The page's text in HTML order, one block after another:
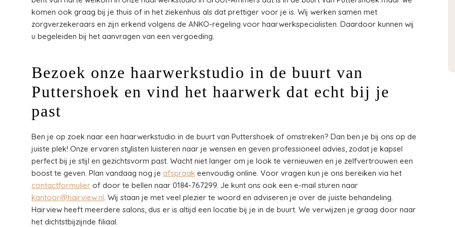
komen ook graag bij je thuis of in het ziekenhuis als dat prettiger voor je is. Wij werken samen met
zorgverzekeraars en zijn erkend volgens de ANKO-regeling voor haarwerkspecialisten. Daardoor kunnen wij
u begeleiden bij het aanvragen van een vergoeding.
Bezoek onze haarwerkstudio in de buurt van
Puttershoek en vind het haarwerk dat echt bij je
past
Ben je op zoek naar een haarwerkstudio in de buurt van Puttershoek of omstreken? Dan ben je bij ons op de
juiste plek! Onze ervaren stylisten luisteren naar je wensen en geven professioneel advies, zodat je kapsel
perfect bij je stijl en gezichtsvorm past. Wacht niet langer om je look te vernieuwen en je zelfvertrouwen een
boost te geven. Plan vandaag nog je afspraak eenvoudig online. Voor vragen kun je ons bereiken via het
contactformulier of door te bellen naar 0184-767299. Je kunt ons ook een e-mail sturen naar
kantoor@hairview.nl. Wij staan je met veel plezier te woord en adviseren je over de juiste behandeling.
Hairview heeft meerdere salons, dus er is altijd een locatie bij je in de buurt. We verwijzen je graag door naar
het dichtstbijzijnde filiaal.